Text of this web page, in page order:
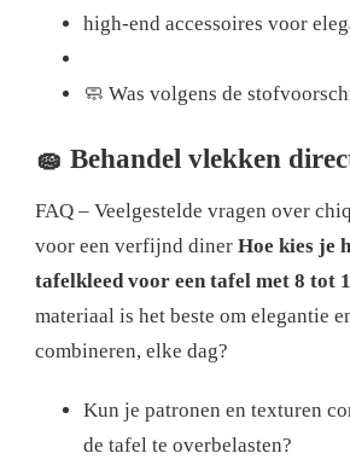
high-end accessoires voor
🧼 Was volgens de
🧽 Behandel vlekken
FAQ – Veelgestelde vragen over
voor een verfijnd diner Hoe kies je
tafelkleed voor een tafel met 8 tot
materiaal is het beste om elegantie
combineren, elke dag?
Kun je patronen en texturen
de tafel te overbelasten?